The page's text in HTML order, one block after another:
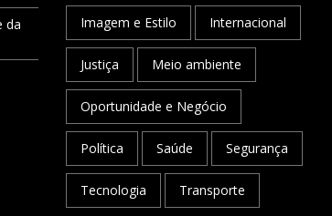
da
Imagem e Estilo Internacional
Justiça Meio ambiente
Oportunidade e Negócio
Política Saúde Segurança
Tecnologia Transporte